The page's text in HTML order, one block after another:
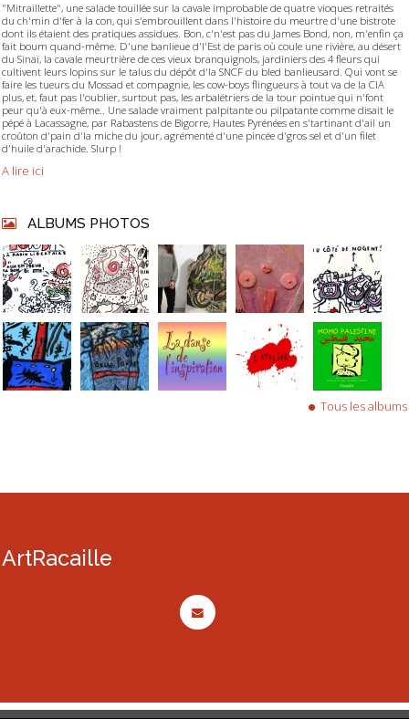
"Mitraillette", une salade touillée sur la cavale improbable de quatre vioques retraités
du ch'min d'fer à la con, qui s'embrouillent dans l'histoire du meurtre d'une bistrote
dont ils étaient des pratiques assidues. Bon, c'n'est pas du James Bond, non, m'enfin ça
fait boum quand-même. D'une banlieue d'l'Est de paris où coule une rivière, au désert
du Sinaï, la cavale meurtrière de ces vieux branquignols, jardiniers des 4 fleurs qui
cultivent leurs lopins sur le talus du dépôt d'la SNCF du bled banlieusard. Qui vont se
faire les tueurs du Mossad et compagnie, les cow-boys flingueurs à tout va de la CIA
plus, et, faut pas l'oublier, surtout pas, les arbalétriers de la tour pointue qui n'font
peur qu'à eux-même.. Une salade vraiment palpitante ou pilpatante comme disait le
pépé à Lacassagne, par Rabastens de Bigorre, Hautes Pyrénées en s'tartinant d'ail un
croûton d'pain d'la miche du jour, agrémenté d'une pincée d'gros sel et d'un filet
d'huile d'arachide. Slurp !
A lire ici
ALBUMS PHOTOS
Tous les albums
ArtRacaille